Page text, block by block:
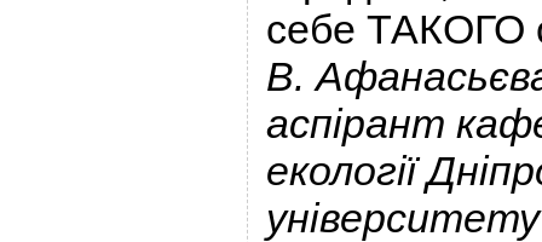
себе ТАКОГО
В.
аспірант
екології